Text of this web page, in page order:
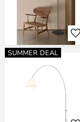
SUMMER DEAL